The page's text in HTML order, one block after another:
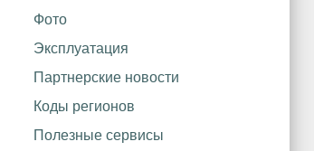
Фото
Эксплуатация
Партнерские новости
Коды регионов
Полезные сервисы